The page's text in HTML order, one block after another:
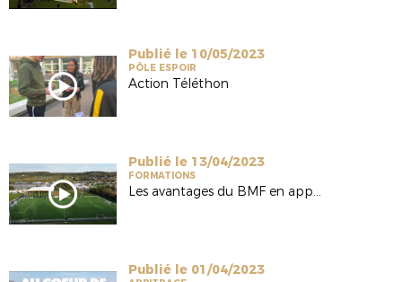
Publié le 10/05/2023
PÔLE ESPOIR
Action Téléthon
Publié le 13/04/2023
FORMATIONS
Les avantages du BMF en apprentissage
Publié le 01/04/2023